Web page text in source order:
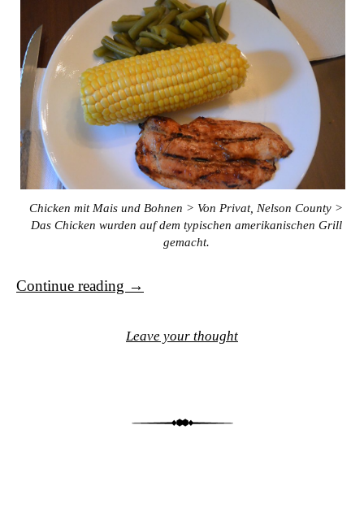
Chicken mit Mais und Bohnen > Von Privat, Nelson County >
Das Chicken wurden auf dem typischen amerikanischen Grill
gemacht.
Continue reading →
Leave your thought